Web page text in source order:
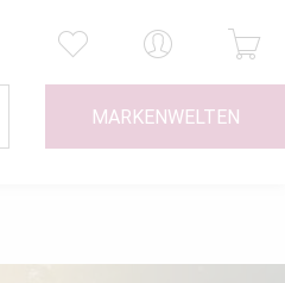
MARKENWELTEN